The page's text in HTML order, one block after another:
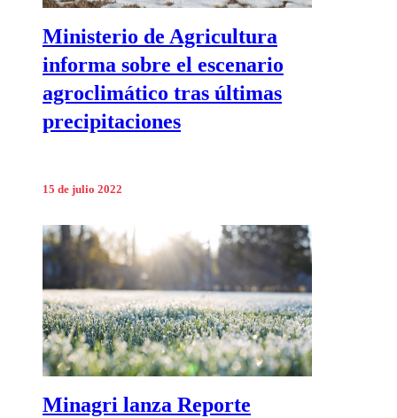
Ministerio de Agricultura
informa sobre el escenario
agroclimático tras últimas
precipitaciones
15 de julio 2022
Minagri lanza Reporte